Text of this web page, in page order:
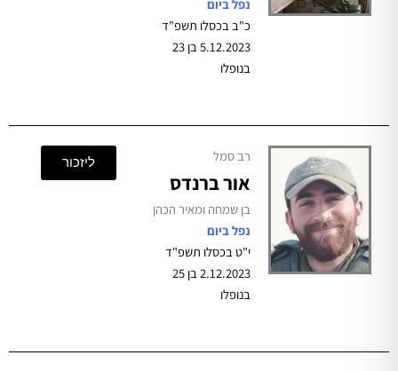
נפל ביום
כ"ב בכסלו תשפ"ד
5.12.2023 בן 23
רב סמל
אור ברנדס
בן שמחה ומאיר הכהן
נפל ביום
י"ט בכסלו תשפ"ד
2.12.2023 בן 25